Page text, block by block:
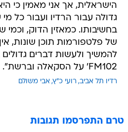
הישראלית, אך אני מאמין כי
גדולה עבור הרדיו ועבור כל
בחשיבותו. כמאזין הדוק,
של פלטפורמות תוכן שונות,
להמשיך ולעשות דברים
FM102' על הסקאלה וברשת".
רדיו תל אביב רועי כ"ץ אבי משולם
טרם התפרסמו תגובות